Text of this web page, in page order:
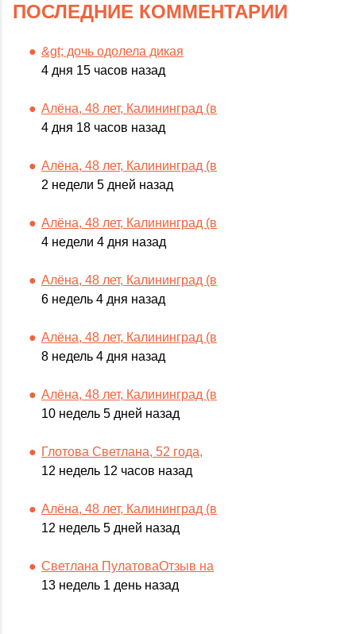
ПОСЛЕДНИЕ КОММЕНТАРИИ
&gt; дочь одолела дикая
4 дня 15 часов назад
Алёна, 48 лет, Калининград (в
4 дня 18 часов назад
Алёна, 48 лет, Калининград (в
2 недели 5 дней назад
Алёна, 48 лет, Калининград (в
4 недели 4 дня назад
Алёна, 48 лет, Калининград (в
6 недель 4 дня назад
Алёна, 48 лет, Калининград (в
8 недель 4 дня назад
Алёна, 48 лет, Калининград (в
10 недель 5 дней назад
Глотова Светлана, 52 года,
12 недель 12 часов назад
Алёна, 48 лет, Калининград (в
12 недель 5 дней назад
Светлана ПулатоваОтзыв на
13 недель 1 день назад